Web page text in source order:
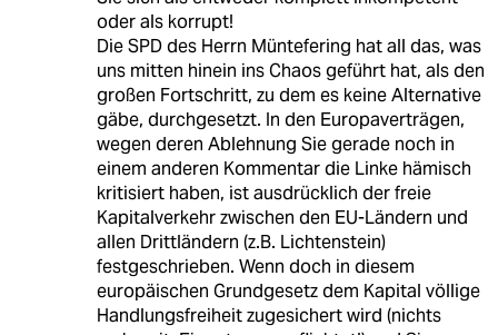
oder als korrupt!
Die SPD des Herrn Müntefering hat all das, was
uns mitten hinein ins Chaos geführt hat, als den
großen Fortschritt, zu dem es keine Alternative
gäbe, durchgesetzt. In den Europaverträgen,
wegen deren Ablehnung Sie gerade noch in
einem anderen Kommentar die Linke hämisch
kritisiert haben, ist ausdrücklich der freie
Kapitalverkehr zwischen den EU-Ländern und
allen Drittländern (z.B. Lichtenstein)
festgeschrieben. Wenn doch in diesem
europäischen Grundgesetz dem Kapital völlige
Handlungsfreiheit zugesichert wird (nichts